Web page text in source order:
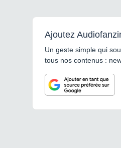
Ajoutez
Un geste simple qui
tous nos contenus :